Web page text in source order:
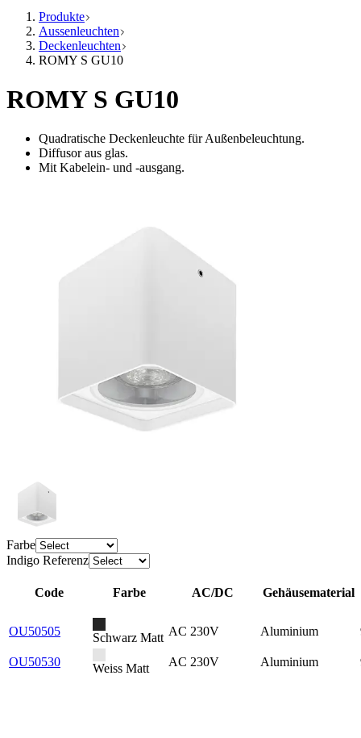
Produkte
Aussenleuchten
Deckenleuchten
ROMY S GU10
ROMY S GU10
Quadratische Deckenleuchte für Außenbeleuchtung.
Diffusor aus glas.
Mit Kabelein- und -ausgang.
Farbe
Indigo Referenz
Code Farbe AC/DC Gehäusematerial
OU50505 Schwarz Matt AC 230V Aluminium
OU50530 Weiss Matt AC 230V Aluminium